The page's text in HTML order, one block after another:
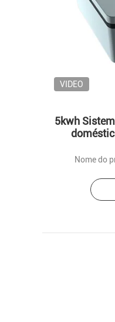
VIDEO
5kwh
Nome do